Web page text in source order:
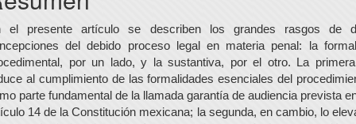
el presente artículo se describen los grandes rasgos de
del debido proceso legal en materia penal: la
por un lado, y la sustantiva, por el otro. La
al cumplimiento de las formalidades esenciales del
parte fundamental de la llamada garantía de audiencia prevista
14 de la Constitución mexicana; la segunda, en cambio, lo